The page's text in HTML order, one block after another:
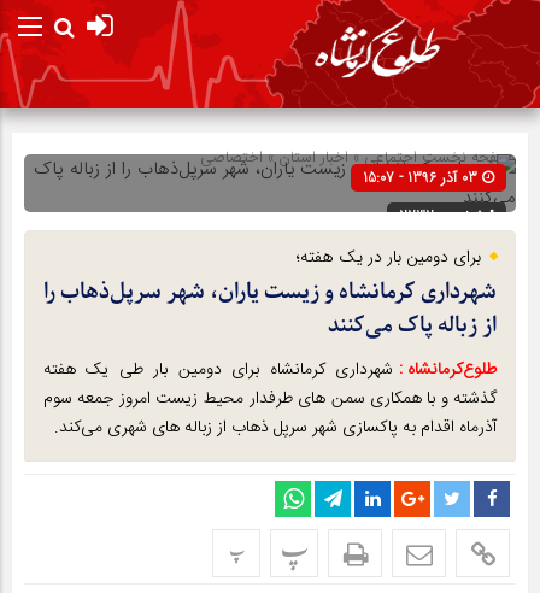
صفحه نخستاجتماعی»اخبار استان»اختصاصی
شناسه : 2232
برای دومین بار در یک هفته؛
شهرداری کرمانشاه و زیست یاران، شهر سرپل‌ذهاب را
از زباله پاک می‌کنند
طلوع‌‌کرمانشاه : شهرداری کرمانشاه برای دومین بار طی یک هفته
گذشته و با همکاری سمن های طرفدار محیط زیست امروز جمعه سوم
آذرماه اقدام به پاکسازی شهر سرپل ذهاب از زباله های شهری می‌کند.
پ پ